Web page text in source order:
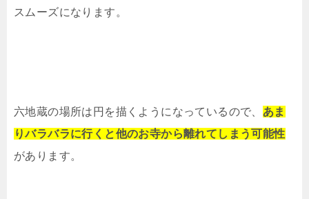
スムーズになります。
六地蔵の場所は円を描くようになっているので、 あま
りバラバラに行くと他のお寺から離れてしまう可能性
があります。